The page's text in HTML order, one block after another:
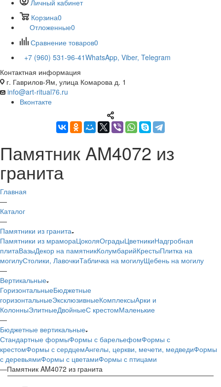
Личный кабинет
Корзина0
Отложенные0
Сравнение товаров0
+7 (960) 531-96-41WhatsApp, Viber, Telegram
Контактная информация
г. Гаврилов-Ям, улица Комарова д. 1
info@art-ritual76.ru
Вконтакте
Памятник AM4072 из
гранита
Главная
—
Каталог
—
Памятники из гранита
Памятники из мрамораЦоколяОградыЦветникиНадгробная
плитаВазыДекор на памятникКолумбарийКрестыПлитка на
могилуСтолики, ЛавочкиТабличка на могилуЩебень на могилу
—
Вертикальные
ГоризонтальныеБюджетные
горизонтальныеЭксклюзивныеКомплексыАрки и
КолонныЭлитныеДвойныеС крестомМаленькие
—
Бюджетные вертикальные
Стандартные формыФормы с барельефомФормы с
крестомФормы с сердцемАнгелы, церкви, мечети, медведиФормы
с деревьямиФормы с цветамиФормы с птицами
—Памятник AM4072 из гранита